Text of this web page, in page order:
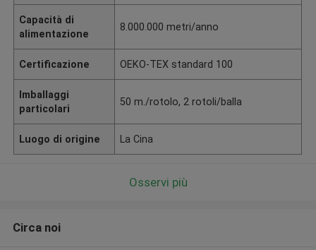
Capacità di
alimentazione
8.000.000 metri/anno
Certificazione OEKO-TEX standard 100
Imballaggi
particolari
50 m./rotolo, 2 rotoli/balla
Luogo di origine La Cina
Osservi più
Circa noi